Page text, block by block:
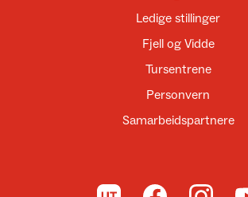
Ledige stillinger
Fjell og Vidde
Tursentrene
Personvern
Samarbeidspartnere
Til UT.no Til DNT påTil DNT på